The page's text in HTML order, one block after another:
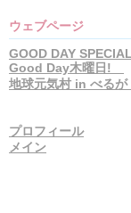
ウェブページ
GOOD DAY
Good Day木曜日!
地球元気村 in べるが
プロフィール
メイン